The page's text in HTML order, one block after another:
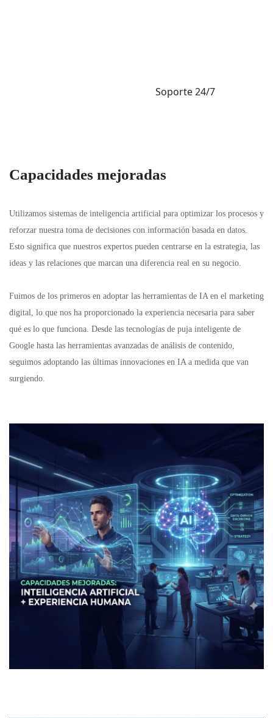
Soporte 24/7
Capacidades mejoradas
Utilizamos sistemas de inteligencia artificial para optimizar los procesos y
reforzar nuestra toma de decisiones con información basada en datos.
Esto significa que nuestros expertos pueden centrarse en la estrategia, las
ideas y las relaciones que marcan una diferencia real en su negocio.
Fuimos de los primeros en adoptar las herramientas de IA en el marketing
digital, lo que nos ha proporcionado la experiencia necesaria para saber
qué es lo que funciona. Desde las tecnologías de puja inteligente de
Google hasta las herramientas avanzadas de análisis de contenido,
seguimos adoptando las últimas innovaciones en IA a medida que van
surgiendo.